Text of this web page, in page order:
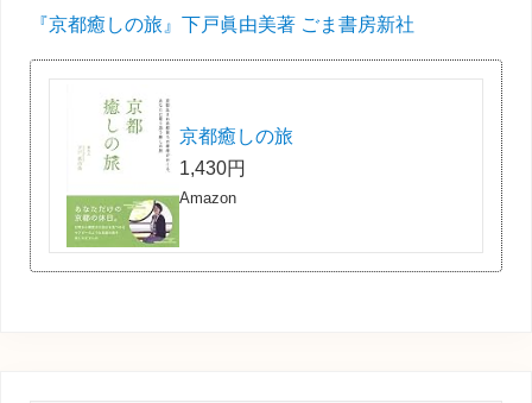
『京都癒しの旅』下戸眞由美著 ごま書房新社
京都癒しの旅
1,430円
Amazon